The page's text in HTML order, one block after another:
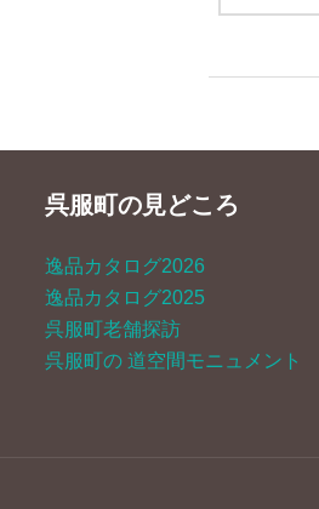
呉服町の見どころ
逸品カタログ2026
逸品カタログ2025
呉服町老舗探訪
呉服町の 道空間モニュメント